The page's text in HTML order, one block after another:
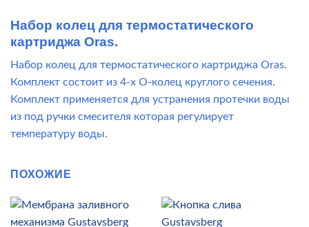
Набор колец для термостатического
картриджа Oras.
Набор колец для термостатического картриджа Oras.
Комплект состоит из 4-х О-колец круглого сечения.
Комплект применяется для устранения протечки воды
из под ручки смесителя которая регулирует
температуру воды.
ПОХОЖИЕ